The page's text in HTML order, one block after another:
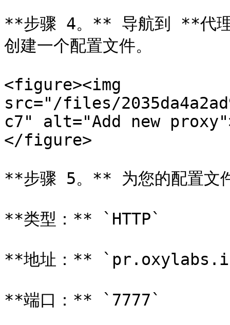
**步骤 4。** 导航到 **代
创建一个配置文件。
<figure><img
src="/files/
c7" alt="Add new
</figure>
**步骤 5。** 为您的配置文
**类型：** `HTTP`
**地址：**
**端口：** `7777`